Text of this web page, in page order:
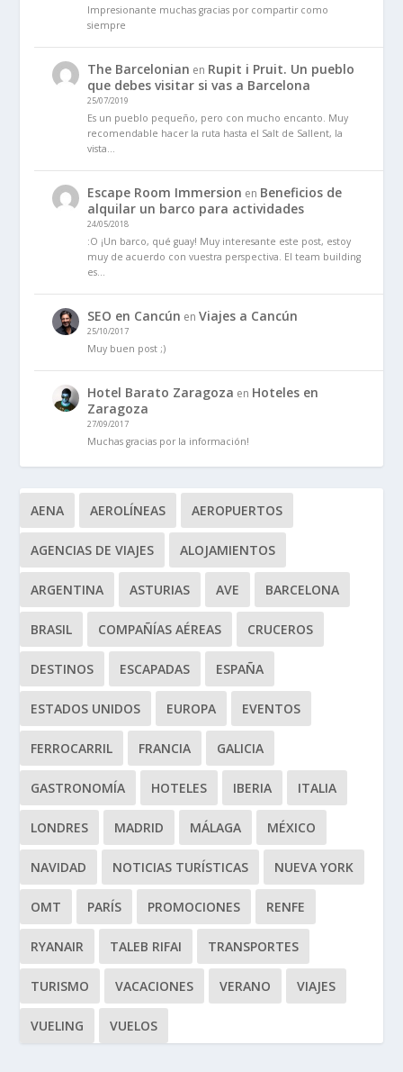
Impresionante muchas gracias por compartir como
siempre
The Barcelonian en Rupit i Pruit. Un pueblo
que debes visitar si vas a Barcelona
25/07/2019
Es un pueblo pequeño, pero con mucho encanto. Muy
recomendable hacer la ruta hasta el Salt de Sallent, la
vista…
Escape Room Immersion en Beneficios de
alquilar un barco para actividades
24/05/2018
:O ¡Un barco, qué guay! Muy interesante este post, estoy
muy de acuerdo con vuestra perspectiva. El team building
es…
SEO en Cancún enViajes a Cancún
25/10/2017
Muy buen post ;)
Hotel Barato Zaragoza en Hoteles en
Zaragoza
27/09/2017
Muchas gracias por la información!
AENA AEROLÍNEAS AEROPUERTOS
AGENCIAS DE VIAJES ALOJAMIENTOS
ARGENTINA ASTURIAS AVE BARCELONA
BRASIL COMPAÑÍAS AÉREAS CRUCEROS
DESTINOS ESCAPADAS ESPAÑA
ESTADOS UNIDOS EUROPA EVENTOS
FERROCARRIL FRANCIA GALICIA
GASTRONOMÍA HOTELES IBERIA ITALIA
LONDRES MADRID MÁLAGA MÉXICO
NAVIDAD NOTICIAS TURÍSTICAS NUEVA YORK
OMT PARÍS PROMOCIONES RENFE
RYANAIR TALEB RIFAI TRANSPORTES
TURISMO VACACIONES VERANO VIAJES
VUELING VUELOS